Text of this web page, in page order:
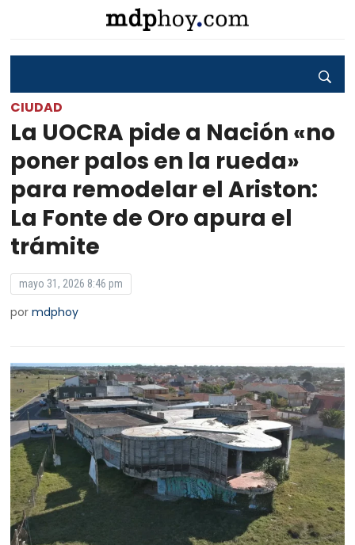
CIUDAD
La UOCRA pide a Nación «no
poner palos en la rueda»
para remodelar el Ariston:
La Fonte de Oro apura el
trámite
mayo 31, 2026 8:46 pm
pormdphoy